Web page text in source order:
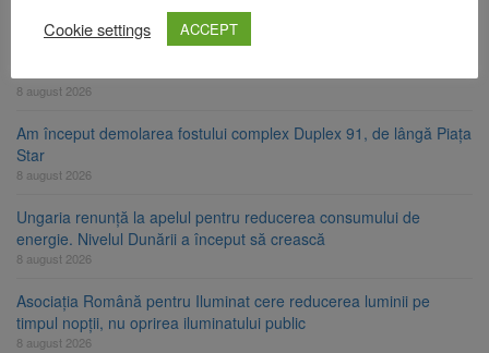
8 august ar putea deveni Ziua Europeană de Comemorare a
8 august 2026
Am început demolarea fostului complex Duplex 91, de lângă Piața
Star
8 august 2026
Ungaria renunță la apelul pentru reducerea consumului de
energie. Nivelul Dunării a început să crească
8 august 2026
Asociația Română pentru Iluminat cere reducerea luminii pe
timpul nopții, nu oprirea iluminatului public
8 august 2026
Cookie settings
ACCEPT